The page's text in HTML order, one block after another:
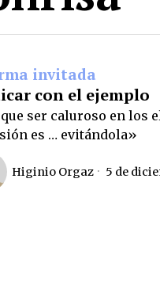
invitada
con el ejemplo
ser caluroso en los
es … evitándola»
Higinio Orgaz 5 de